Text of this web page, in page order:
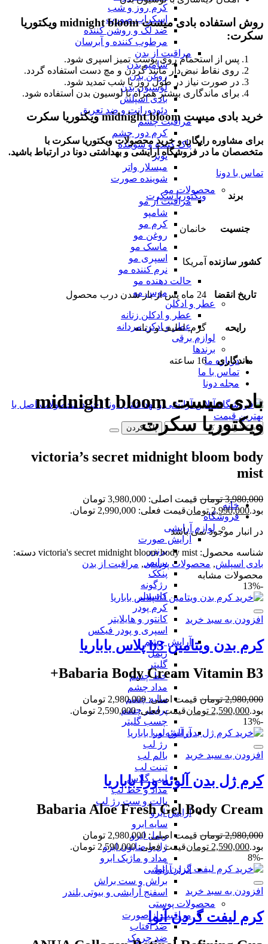
کرم روز و شب
اسکراب صورت
ضد لک و روشن کننده
مرطوب کننده و آبرسان
مراقبت از بدن
شامپو بدن
روغن بدن
لوسیون بدن
بادی اسپلش
دئودورانت و ضد تعریق
مراقبت چشم
کرم دور چشم
پاک کننده و شوینده
تونر
میسلار واتر
شوینده صورت
محصولات مو
مراقبت از مو
شامپو
کرم مو
روغن مو
ماسک مو
اسپری مو
نرم کننده مو
حالت دهنده مو
موس مو
عطر و ادکلن
عطر و ادکلن زنانه
عطر و ادکن مردانه
لوازم برقی
برندها
درباره ما
تماس با ما
مجله دونا
پاک کردن
خانه
فروشگاه
لوازم آرایشی
آرایش صورت
برنزر
پرایمر
پنکک
رژگونه
کانسیلر
کرم پودر
کانتور و هایلایتر
اسپری و پودر فیکس
آرایش چشم
ریمل
گلیتر
خط چشم
مداد چشم
سایه چشم
پرایمر چشم
چسب گلیتر
آرایش لب
رژ لب
بالم لب
تینت لب
لیپ گلاس
مداد و خط لب
پالت و ست رژ لب
آرایش ابرو
سایه ابرو
ریمل ابرو
ژل و صابون ابرو
مداد و ماژیک ابرو
ابزار آرایشی
براش و ست براش
اسفنج آرایشی و بیوتی بلندر
محصولات پوستی
مراقبت از صورت
ضد آفتاب
ضد چروک
روش استفاده بادی میست midnight bloom ویکتوریا
سکرت:
پس از استحمام روی پوست تمیز اسپری شود.
روی نقاط نبض‌دار مانند گردن و مچ دست استفاده گردد.
در صورت نیاز در طول روز یا شب تمدید شود.
برای ماندگاری بیشتر همراه با لوسیون بدن استفاده شود.
خرید بادی میست midnight bloom ویکتوریا سکرت
برای مشاوره رایگان و خرید محصولات ویکتوریا سکرت با
متخصصان ما در فروشگاه آرایشی و بهداشتی دونا در ارتباط باشید.
تماس با دونا
برند ویکتوریا سکرت
جنسیت خانمان
کشور سازنده آمریکا
تاریخ انقضا 24 ماه پس از باز شدن درب محصول
رایحه گرم, لطیف و زنانه
ماندگاری 16 ساعته
بادی میست midnight bloom
ویکتوریا سکرت
victoria’s secret midnight bloom body
mist
3,980,000 تومان
قیمت اصلی: 3,980,000 تومان
بود.2,990,000 تومانقیمت فعلی: 2,990,000 تومان.
در انبار موجود نمی باشد
شناسه محصول: victoria's secret midnight bloom body mist دسته:
بادی اسپلش, محصولات پوستی, مراقبت از بدن
محصولات مشابه
-13%
افزودن به سبد خرید
کرم بدن ویتامین b3 پلاس باباریا
Babaria Body Cream Vitamin B3+
2,980,000 تومان
قیمت اصلی: 2,980,000 تومان
بود.2,590,000 تومانقیمت فعلی: 2,590,000 تومان.
-13%
افزودن به سبد خرید
کرم ژل بدن آلوئه ورا باباریا
Babaria Aloe Fresh Gel Body Cream
2,980,000 تومان
قیمت اصلی: 2,980,000 تومان
بود.2,590,000 تومانقیمت فعلی: 2,590,000 تومان.
-8%
افزودن به سبد خرید
کرم لیفت گردن آنوا